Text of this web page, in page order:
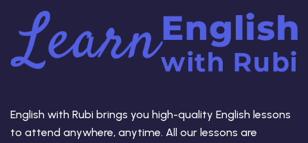
English with Rubi brings you high-quality English lessons
to attend anywhere, anytime. All our lessons are